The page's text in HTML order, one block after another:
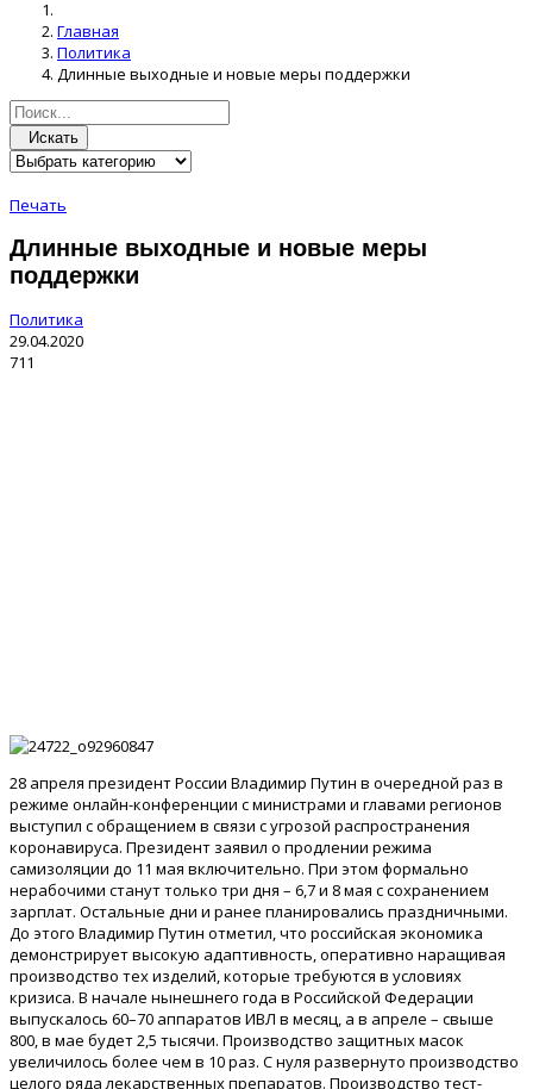
Главная
Политика
Длинные выходные и новые меры поддержки
Искать
Печать
Длинные выходные и новые меры
поддержки
Политика
29.04.2020
711
28 апреля президент России Владимир Путин в очередной раз в
режиме онлайн-конференции с министрами и главами регионов
выступил с обращением в связи с угрозой распространения
коронавируса. Президент заявил о продлении режима
самизоляции до 11 мая включительно. При этом формально
нерабочими станут только три дня – 6,7 и 8 мая с сохранением
зарплат. Остальные дни и ранее планировались праздничными.
До этого Владимир Путин отметил, что российская экономика
демонстрирует высокую адаптивность, оперативно наращивая
производство тех изделий, которые требуются в условиях
кризиса. В начале нынешнего года в Российской Федерации
выпускалось 60–70 аппаратов ИВЛ в месяц, а в апреле – свыше
800, в мае будет 2,5 тысячи. Производство защитных масок
увеличилось более чем в 10 раз. С нуля развернуто производство
целого ряда лекарственных препаратов. Производство тест-